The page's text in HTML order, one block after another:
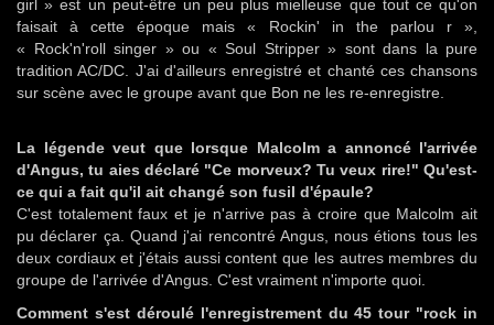
girl » est un peut-être un peu plus mielleuse que tout ce qu'on
faisait à cette époque mais « Rockin' in the parlou r »,
« Rock'n'roll singer » ou « Soul Stripper » sont dans la pure
tradition AC/DC. J'ai d'ailleurs enregistré et chanté ces chansons
sur scène avec le groupe avant que Bon ne les re-enregistre.
La légende veut que lorsque Malcolm a annoncé l'arrivée
d'Angus, tu aies déclaré "Ce morveux? Tu veux rire!" Qu'est-
ce qui a fait qu'il ait changé son fusil d'épaule?
C'est totalement faux et je n'arrive pas à croire que Malcolm ait
pu déclarer ça. Quand j'ai rencontré Angus, nous étions tous les
deux cordiaux et j'étais aussi content que les autres membres du
groupe de l'arrivée d'Angus. C'est vraiment n'importe quoi.
Comment s'est déroulé l'enregistrement du 45 tour "rock in